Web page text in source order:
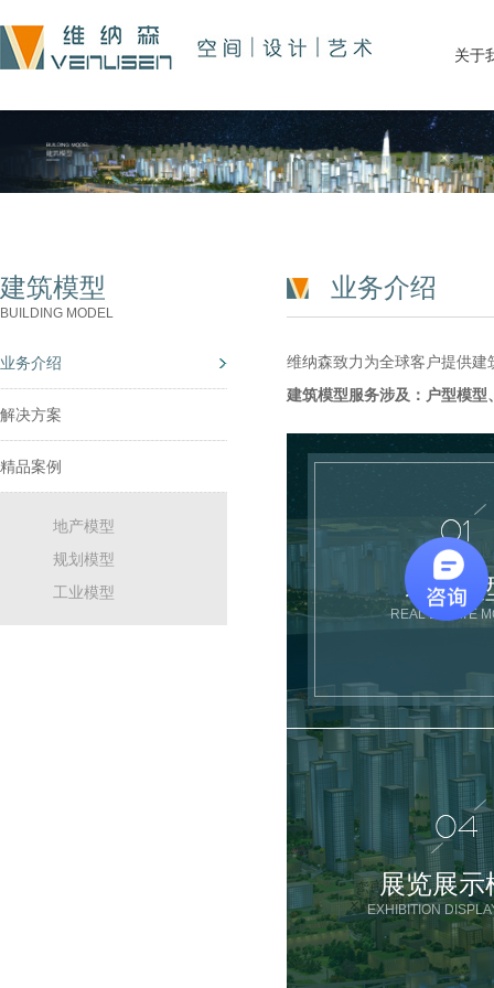
关于
建筑模型
BUILDING MODEL
业务介绍
解决方案
精品案例
地产模型
规划模型
工业模型
业务介绍
维纳森致力为全球客户提供
建筑模型服务涉及：户型模
地产模
REAL ESTATE
展览展示
EXHIBITION